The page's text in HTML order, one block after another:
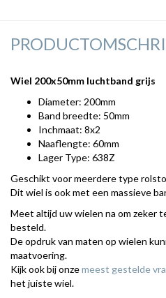
Wiel 200x50mm luchtband grijs
Diameter: 200mm
Band breedte: 50mm
Inchmaat: 8x2
Naaflengte: 60mm
Lager Type: 638Z
Geschikt voor meerdere type
Dit wiel is ook met een massieve
Meet altijd uw wielen na om zeker
besteld.
De opdruk van maten op wielen
maatvoering.
Kijk ook bij onzemeest gestelde
het juiste wiel.